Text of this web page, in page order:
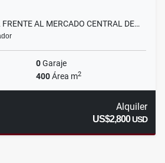
AL MERCADO CENTRAL DE…
0Garaje
400Área m2
Alquiler
US$2,800USD